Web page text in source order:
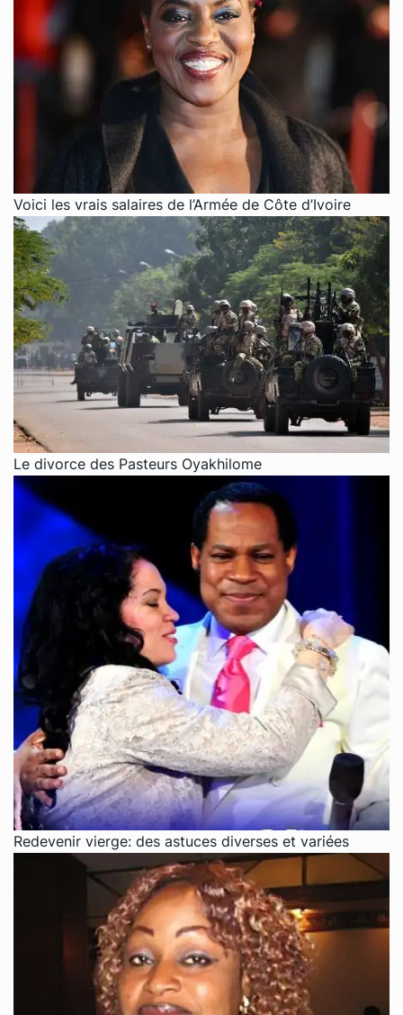
Voici les vrais salaires de l’Armée de Côte d’Ivoire
Le divorce des Pasteurs Oyakhilome
Redevenir vierge: des astuces diverses et variées